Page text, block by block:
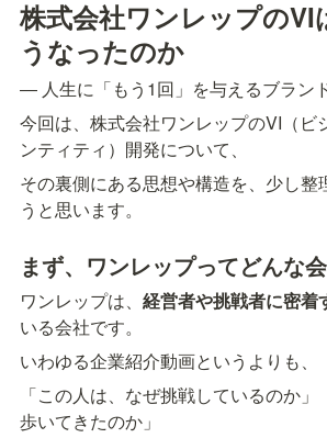
株式会社ワンレップのVI
うなったのか
― 人生に「もう1回」を与えるブラン
今回は、株式会社ワンレップのVI（ビ
ンティティ）開発について、
その裏側にある思想や構造を、少し整
うと思います。
まず、ワンレップってどんな
ワンレップは、 経営者や挑戦者に密着
いる会社です。
いわゆる企業紹介動画というよりも、
「この人は、なぜ挑戦しているのか
歩いてきたのか」